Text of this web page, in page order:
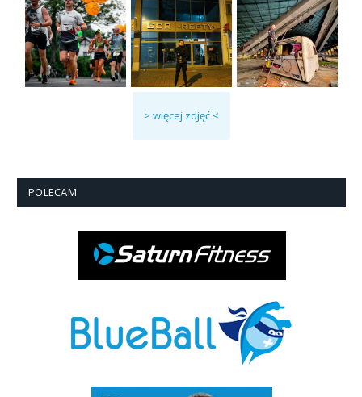
> więcej zdjęć <
POLECAM